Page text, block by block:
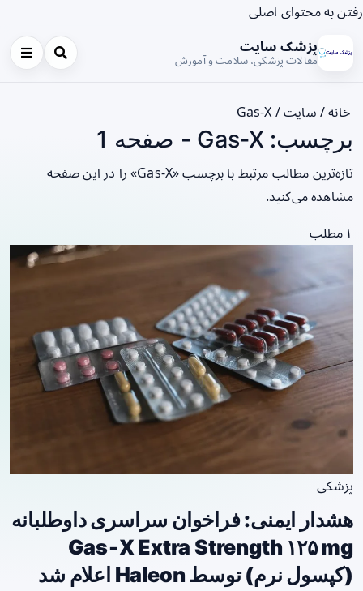
رفتن به محتوای اصلی
پزشک سایت
مقالات پزشکی، سلامت و آموزش
خانه/ سایت/
Gas‑X
برچسب: Gas‑X - صفحه 1
تازه‌ترین مطالب مرتبط با برچسب «Gas‑X» را در این صفحه
مشاهده می‌کنید.
۱ مطلب
پزشکی
هشدار ایمنی: فراخوان سراسری داوطلبانه
Gas‑X Extra Strength ۱۲۵ mg
(کپسول نرم) توسط Haleon اعلام شد